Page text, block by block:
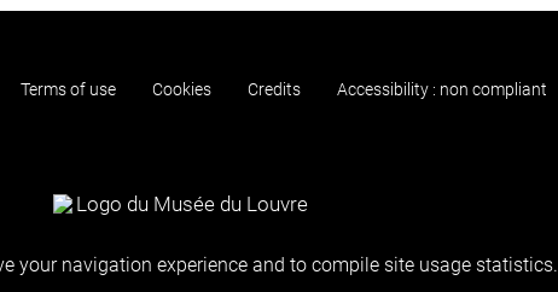
Terms of use Cookies Credits Accessibility : non compliant
your navigation experience and to compile site usage statistics.